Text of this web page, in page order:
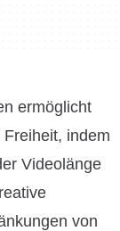
ermöglicht
indem
Videolänge
von